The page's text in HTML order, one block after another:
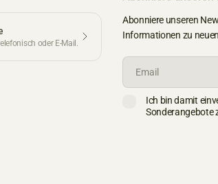
oder E-Mail.
Abonniere unseren
Informationen zu
Email
Ich bin damit
Sonderangebote